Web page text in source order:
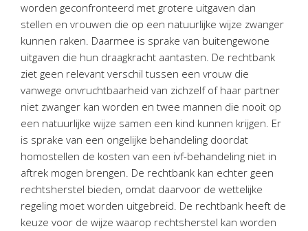
worden geconfronteerd met grotere uitgaven dan
stellen en vrouwen die op een natuurlijke wijze zwanger
kunnen raken. Daarmee is sprake van buitengewone
uitgaven die hun draagkracht aantasten. De rechtbank
ziet geen relevant verschil tussen een vrouw die
vanwege onvruchtbaarheid van zichzelf of haar partner
niet zwanger kan worden en twee mannen die nooit op
een natuurlijke wijze samen een kind kunnen krijgen. Er
is sprake van een ongelijke behandeling doordat
homostellen de kosten van een ivf-behandeling niet in
aftrek mogen brengen. De rechtbank kan echter geen
rechtsherstel bieden, omdat daarvoor de wettelijke
regeling moet worden uitgebreid. De rechtbank heeft de
keuze voor de wijze waarop rechtsherstel kan worden